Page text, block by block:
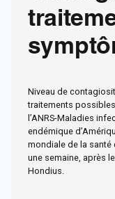
Niveau de
traitements
l’ANRS-Maladies
endémique
mondiale de la
une semaine, après
Hondius.